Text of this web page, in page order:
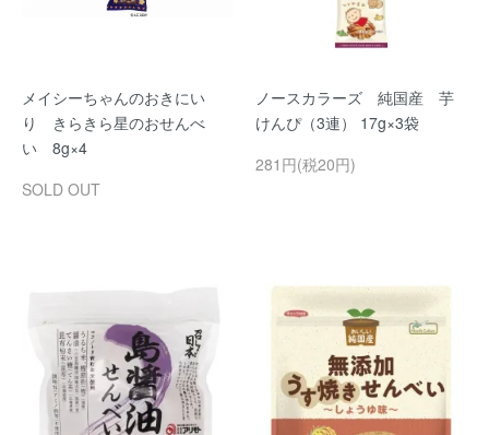
メイシーちゃんのおきにい
り きらきら星のおせんべ
い 8g×4
SOLD OUT
ノースカラーズ 純国産 芋
けんぴ（3連） 17g×3袋
281円(税20円)